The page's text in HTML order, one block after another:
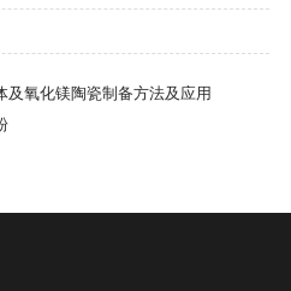
及氧化镁陶瓷制备方法及应用